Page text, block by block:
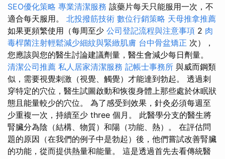
SEO優化策略 專業清潔服務 該藥片每天只能服用一次，不
適合每天服用。 北投撥筋技術 數位行銷策略 天母推拿推薦
如果更頻繁使用（每周至少 公司登記流程與注意事項 2 肉
毒桿菌注射輕鬆減少細紋與緊緻肌膚 台中骨盆矯正 次），
您應該與您的醫生討論建議劑量，醫生會減少每日劑量。
清潔公司推薦 私人居家清潔服務 記帳士事務所 與威而鋼類
似，需要視覺刺激（視覺、觸覺）才能達到勃起。 透過刺
穿特定的穴位，醫生試圖啟動和恢復身體上那些處於休眠狀
態且能量較少的穴位。 為了感受到效果，針灸必須每週至
少重複一次，持續至少 three 個月。 此醫學分支的醫生將
腎臟分為陰（結構、物質）和陽（功能、熱）。 在評估問
題的原因（在我們的例子中是勃起）後，他們嘗試改善腎臟
的功能，從而提供熱量和能量。 這是透過首先去看傳統醫